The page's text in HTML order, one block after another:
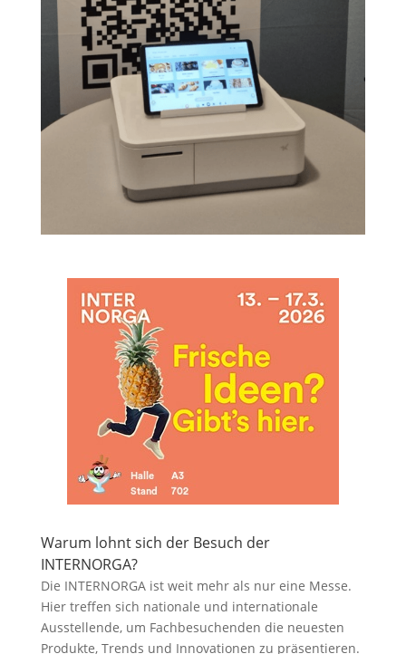
Warum lohnt sich der Besuch der
INTERNORGA?
Die INTERNORGA ist weit mehr als nur eine Messe.
Hier treffen sich nationale und internationale
Ausstellende, um Fachbesuchenden die neuesten
Produkte, Trends und Innovationen zu präsentieren.